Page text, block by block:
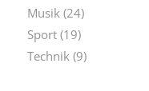
Musik (24)
Sport(19)
Technik (9)